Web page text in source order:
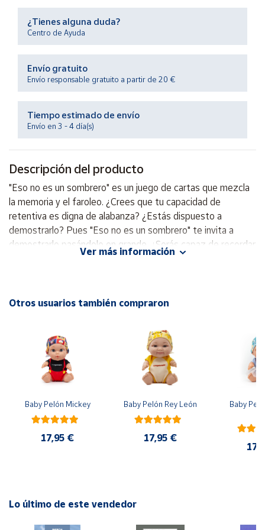
Productos
Solidarios
Ayuda
Centro
Contacto
Vendedores
Mapa de
vendedores
Hazte
vendedor
Área
Ubicación
Península
Baleares
¿Tienes alguna duda?
Centro de Ayuda
Envío gratuito
Envío responsable gratuito a partir de 20 €
Tiempo estimado de envío
Envío en 3 - 4 día(s)
Descripción del producto
"Eso no es un sombrero" es un juego de cartas que mezcla
la memoria y el faroleo. ¿Crees que tu capacidad de
retentiva es digna de alabanza? ¿Estás dispuesto a
demostrarlo? Pues "Eso no es un sombrero" te invita a
demostrarlo pasándolo en grande. ¿Serás capaz de recordar
quién te dio qué y qué tienes delante de ti?
EAN: 4005556209552
No recomendable para niños menores de 3 años. Contiene
piezas pequeñas. Peligro de asfixia
Ver más información
Otros usuarios también compraron
Baby Pelón Mickey
17,95 €
Baby Pelón Rey León
17,95 €
Baby
Lo último de este vendedor